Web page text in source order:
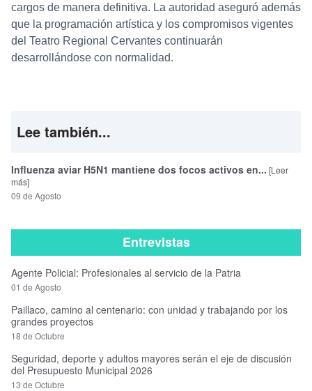
cargos de manera definitiva. La autoridad aseguró además
que la programación artística y los compromisos vigentes
del Teatro Regional Cervantes continuarán
desarrollándose con normalidad.
Lee también...
Influenza aviar H5N1 mantiene dos focos activos en... [Leer
más]
09 de Agosto
Entrevistas
Agente Policial: Profesionales al servicio de la Patria
01 de Agosto
Paillaco, camino al centenario: con unidad y trabajando por los
grandes proyectos
18 de Octubre
Seguridad, deporte y adultos mayores serán el eje de discusión
del Presupuesto Municipal 2026
13 de Octubre